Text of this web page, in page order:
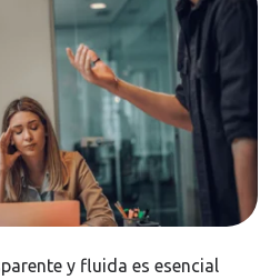
y fluida es esencial